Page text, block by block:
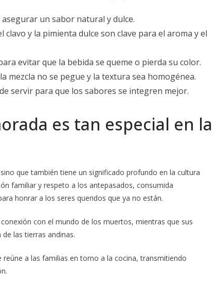
asegurar un sabor natural y dulce.
clavo y la pimienta dulce son clave para el aroma y el
evitar que la bebida se queme o pierda su color.
mezcla no se pegue y la textura sea homogénea.
servir para que los sabores se integren mejor.
es tan especial en la
que también tiene un significado profundo en la cultura
familiar y respeto a los antepasados, consumida
honrar a los seres queridos que ya no están.
con el mundo de los muertos, mientras que sus
las tierras andinas.
a las familias en torno a la cocina, transmitiendo